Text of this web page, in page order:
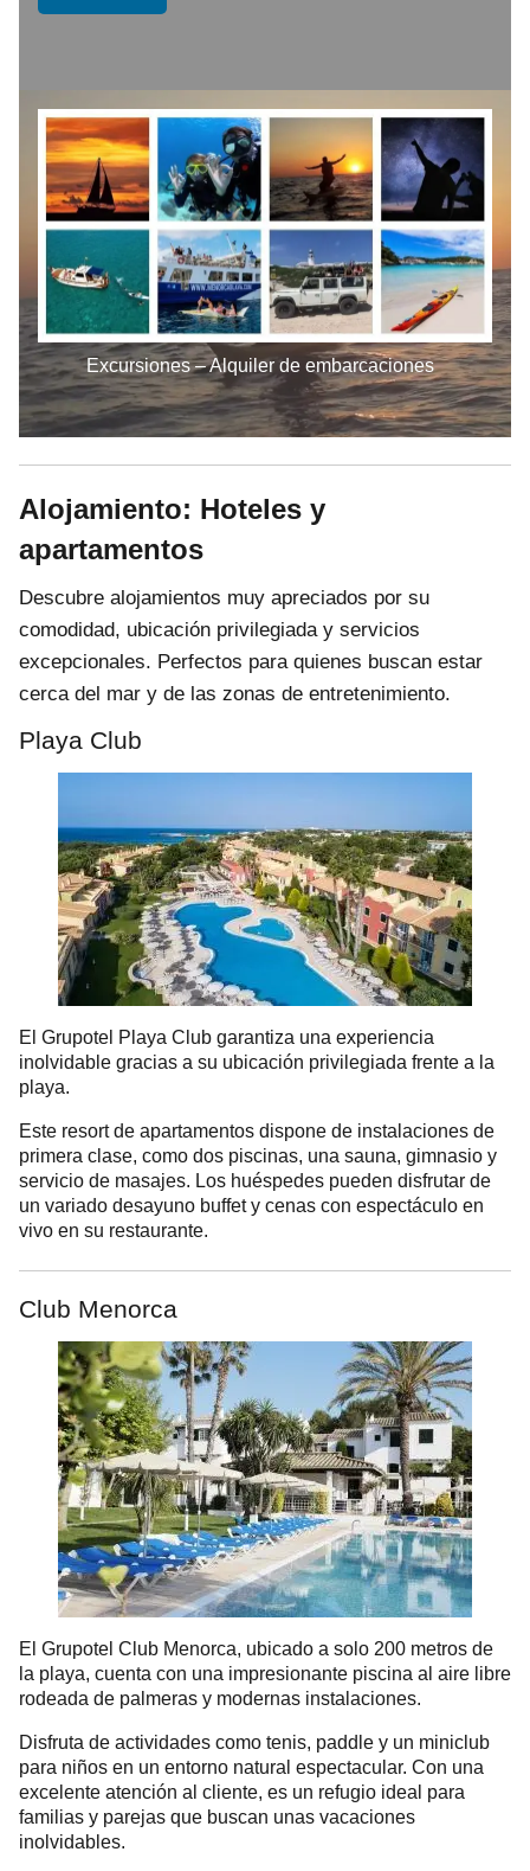
Excursiones – Alquiler de embarcaciones
Alojamiento: Hoteles y
apartamentos
Descubre alojamientos muy apreciados por su
comodidad, ubicación privilegiada y servicios
excepcionales. Perfectos para quienes buscan estar
cerca del mar y de las zonas de entretenimiento.
Playa Club
El Grupotel Playa Club garantiza una experiencia
inolvidable gracias a su ubicación privilegiada frente a la
playa.
Este resort de apartamentos dispone de instalaciones de
primera clase, como dos piscinas, una sauna, gimnasio y
servicio de masajes. Los huéspedes pueden disfrutar de
un variado desayuno buffet y cenas con espectáculo en
vivo en su restaurante.
Club Menorca
El Grupotel Club Menorca, ubicado a solo 200 metros de
la playa, cuenta con una impresionante piscina al aire libre
rodeada de palmeras y modernas instalaciones.
Disfruta de actividades como tenis, paddle y un miniclub
para niños en un entorno natural espectacular. Con una
excelente atención al cliente, es un refugio ideal para
familias y parejas que buscan unas vacaciones
inolvidables.